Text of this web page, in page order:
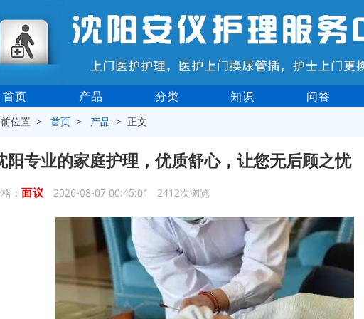
首页 产品 分类 知识 问答
前位置 >首页 > 产品 > 正文
阳专业的家庭护理，优质舒心，让您无后顾之忧
： 面议 2026-08-07 00:45:01 2412次浏览